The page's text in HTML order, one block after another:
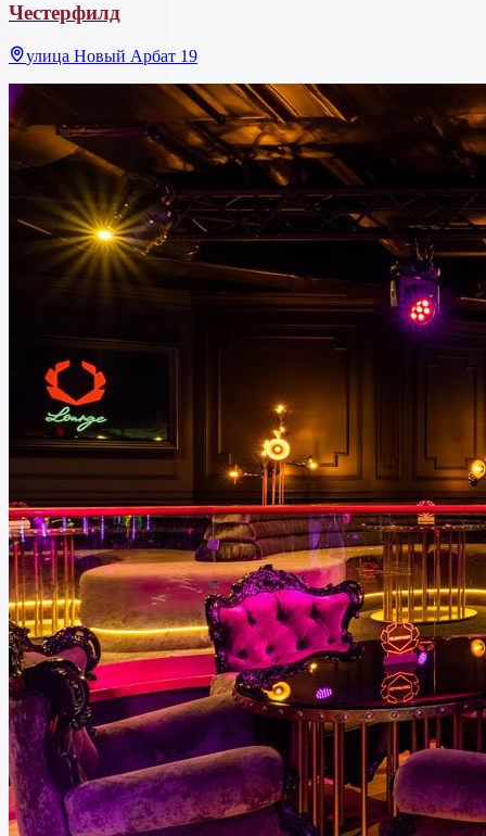
Честерфилд
улица Новый Арбат 19